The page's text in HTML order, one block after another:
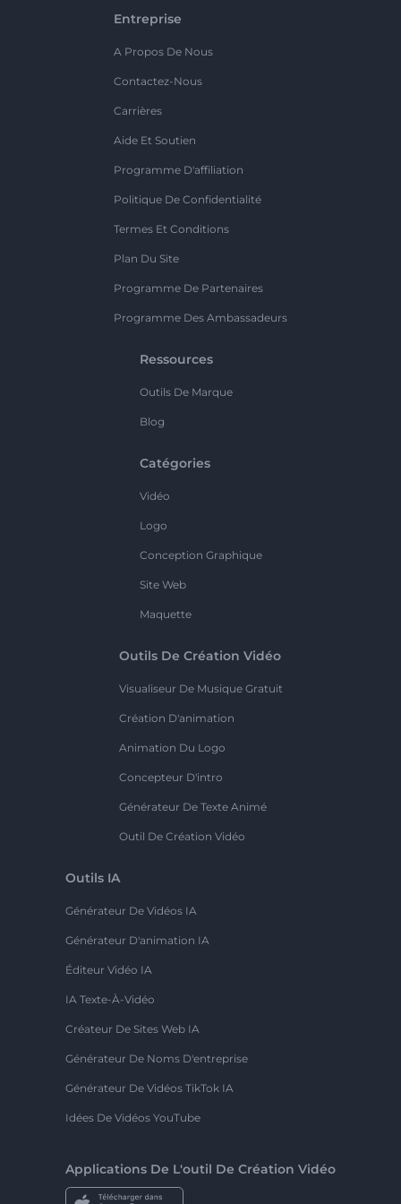
Entreprise
A Propos De Nous
Contactez-Nous
Carrières
Aide Et Soutien
Programme D'affiliation
Politique De Confidentialité
Termes Et Conditions
Plan Du Site
Programme De Partenaires
Programme Des Ambassadeurs
Ressources
Outils De Marque
Blog
Catégories
Vidéo
Logo
Conception Graphique
Site Web
Maquette
Outils De Création Vidéo
Visualiseur De Musique Gratuit
Création D'animation
Animation Du Logo
Concepteur D'intro
Générateur De Texte Animé
Outil De Création Vidéo
Outils IA
Générateur De Vidéos IA
Générateur D'animation IA
Éditeur Vidéo IA
IA Texte-À-Vidéo
Créateur De Sites Web IA
Générateur De Noms D'entreprise
Générateur De Vidéos TikTok IA
Idées De Vidéos YouTube
Applications De L'outil De Création Vidéo